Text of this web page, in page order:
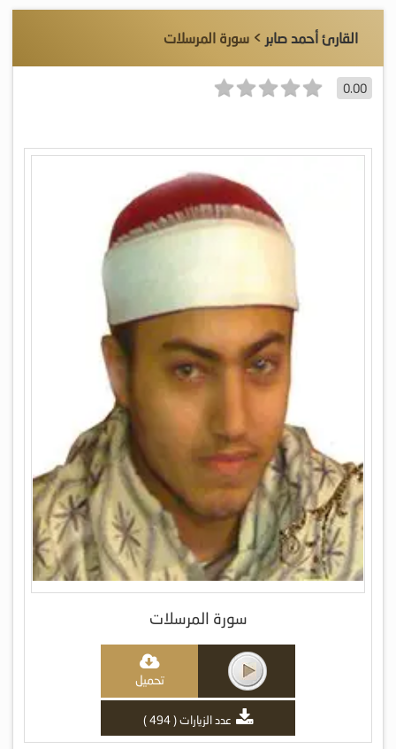
القارئ أحمد صابر > سورة المرسلات
0.00
سورة المرسلات
تحميل
عدد الزيارات ( 494 )